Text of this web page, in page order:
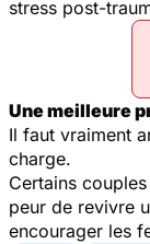
stress post-
Une meilleure
Il faut vraiment
charge.
Certains
peur de revivre
encourager les